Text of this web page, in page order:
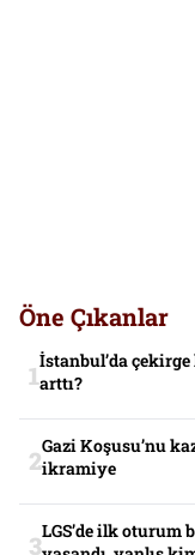
Öne Çıkanlar
İstanbul’da
arttı?
Gazi Koşusu’nu
ikramiye
LGS’de ilk oturum